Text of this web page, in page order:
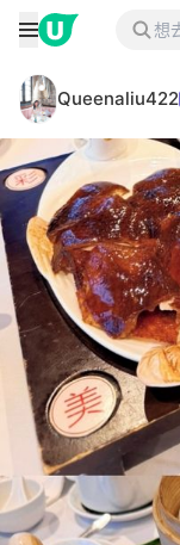
Queenaliu422